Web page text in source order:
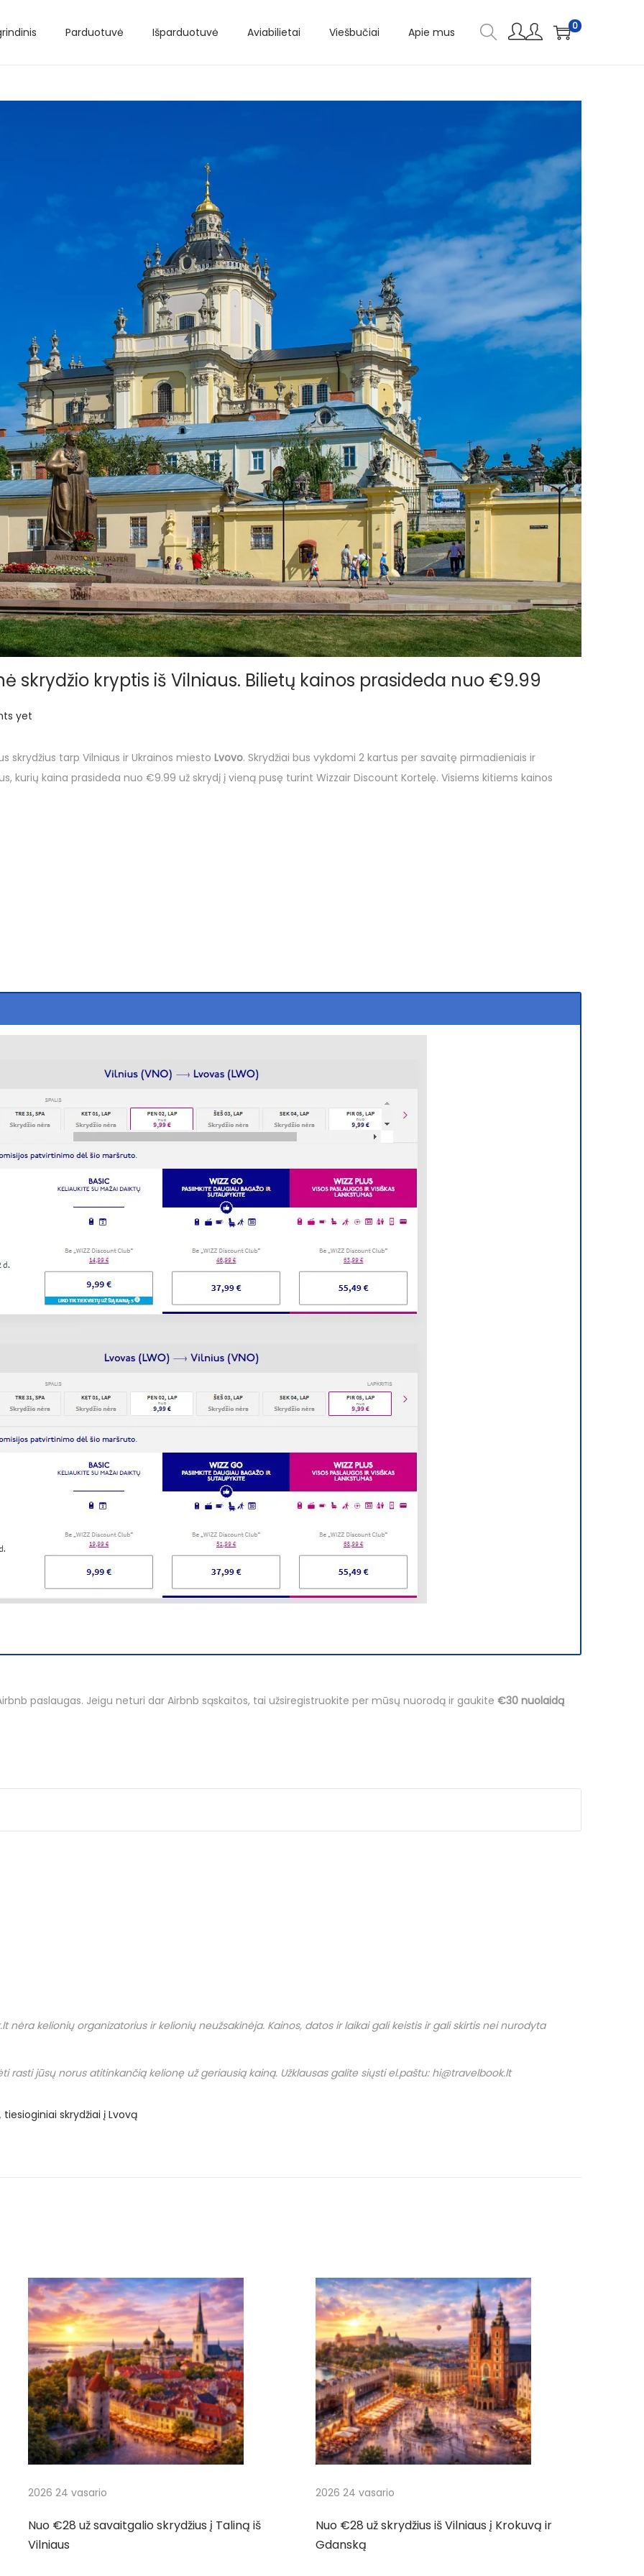
Parduotuvė Išparduotuvė Aviabilietai Viešbučiai Apie mus 0
skrydžio kryptis iš Vilniaus. Bilietų kainos prasideda nuo €9.99
yet
skrydžius tarp Vilniaus ir Ukrainos miesto Lvovo. Skrydžiai bus vykdomi 2 kartus per savaitę pirmadieniais ir
kurių kaina prasideda nuo €9.99 už skrydį į vieną pusę turint Wizzair Discount Kortelę. Visiems kitiems kainos
paslaugas. Jeigu neturi dar Airbnb sąskaitos, tai užsiregistruokite per mūsų nuorodą ir gaukite €30 nuolaidą
.ltnėra kelionių organizatorius ir kelionių neužsakinėja. Kainos, datos ir laikai gali keistis ir gali skirtis nei nurodyta
jūsų norus atitinkančią kelionę už geriausią kainą. Užklausas galite siųsti el.paštu: hi@travelbook.lt
, tiesioginiai skrydžiai į Lvovą
2026 24 vasario
Nuo €28 už savaitgalio skrydžius į Taliną iš
Vilniaus
2026 24 vasario
Nuo €28 už skrydžius iš Vilniaus į Krokuvą ir
Gdanską